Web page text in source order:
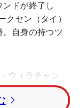
ドが終了し
クセン（タイ）
自身の持つツ
ウィラチャン
に14番でホール
範、トータル3